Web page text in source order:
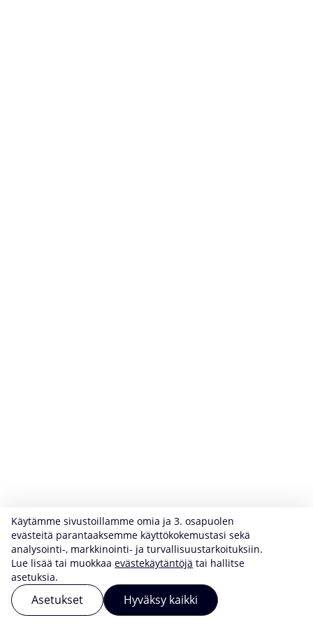
Käytämme sivustoillamme omia ja 3. osapuolen
evästeitä parantaaksemme käyttökokemustasi sekä
analysointi-, markkinointi- ja turvallisuustarkoituksiin.
Lue lisää tai muokkaa evästekäytäntöjä tai hallitse
asetuksia.
Asetukset Hyväksy kaikki